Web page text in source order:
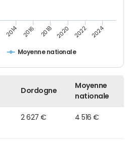
Moyenne nationale
2014 2016 2018 2020 2022 2024
Dordogne
Moyenne
nationale
2 627 € 4 516 €